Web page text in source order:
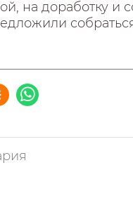
на доработку и